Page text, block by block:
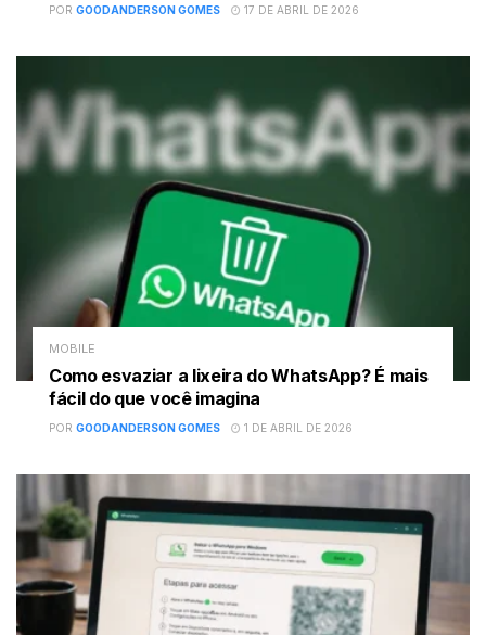
POR GOODANDERSON GOMES 17 DE ABRIL DE 2026
MOBILE
Como esvaziar a lixeira do WhatsApp? É mais
fácil do que você imagina
POR GOODANDERSON GOMES 1 DE ABRIL DE 2026